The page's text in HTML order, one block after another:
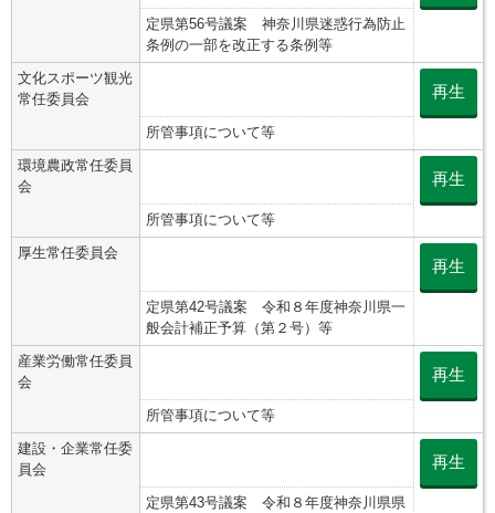
定県第56号議案 神奈川県迷惑行為防止
条例の一部を改正する条例等
文化スポーツ観光
常任委員会
所管事項について等
再生
環境農政常任委員
会
所管事項について等
再生
厚生常任委員会
定県第42号議案 令和８年度神奈川県一
般会計補正予算（第２号）等
再生
産業労働常任委員
会
所管事項について等
再生
建設・企業常任委
員会
定県第43号議案 令和８年度神奈川県県
再生